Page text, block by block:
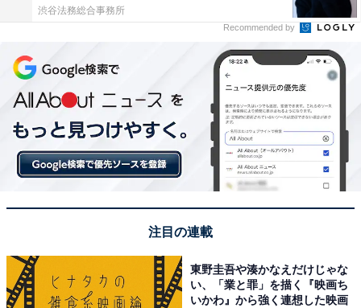
地元の新鮮な食材を使ったヘルシーレストラン「パ
セリ」の料理が美味しく、お風呂上がりに広々とし
た和室でリラックスしながら食事ができる。
渋谷法務総合事務所
Recommended by
注目の連載
東野圭吾や湊かなえだけじゃな
い、「業と罪」を描く『映画ち
いかわ』から強く連想した映画